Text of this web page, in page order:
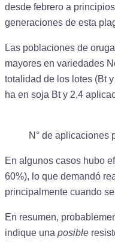
desde febrero a
generaciones de esta
Las poblaciones de
mayores en variedades
totalidad de los lotes (Bt
ha en soja Bt y 2,4
N° de aplicaciones
En algunos casos hubo
60%), lo que demandó
principalmente cuando
En resumen,
indique una posible